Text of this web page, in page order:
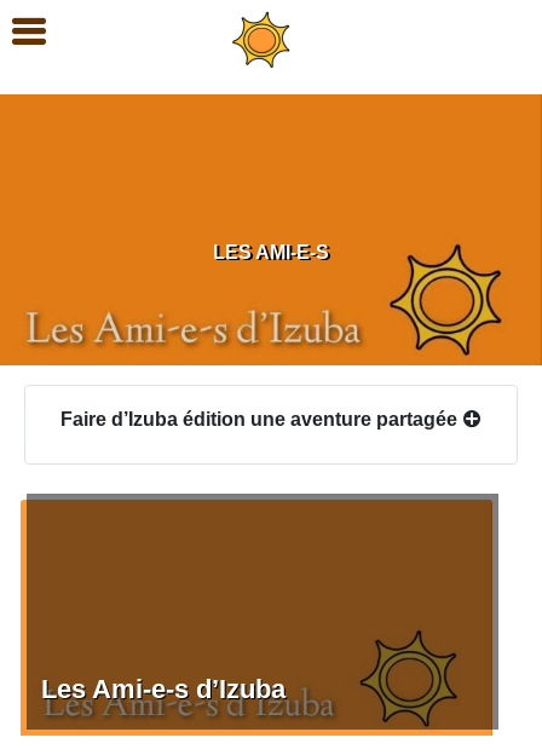
LES AMI-E-S
Faire d’Izuba édition une aventure partagée
Les Ami-e-s d’Izuba